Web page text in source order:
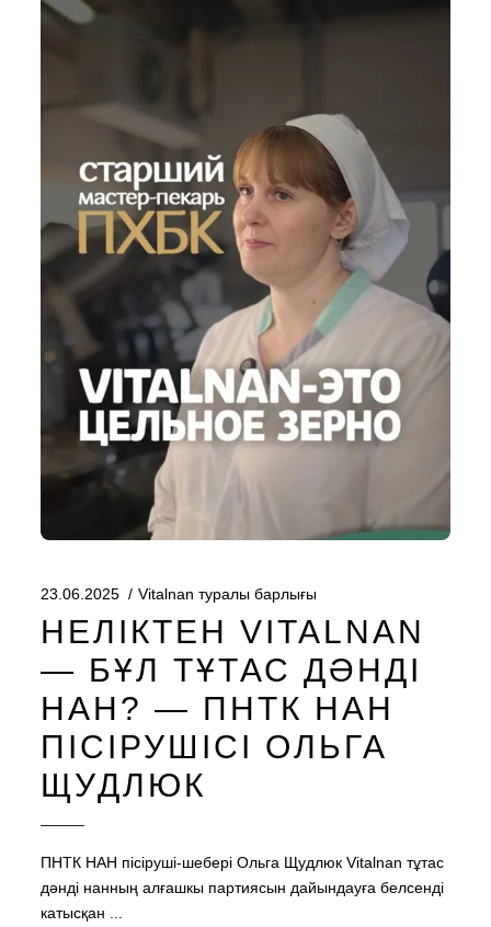
23.06.2025 Vitalnan туралы барлығы
НЕЛІКТЕН VITALNAN
— БҰЛ ТҰТАС ДӘНДІ
НАН? — ПНТК НАН
ПІСІРУШІСІ ОЛЬГА
ЩУДЛЮК
ПНТК НАН пісіруші-шебері Ольга Щудлюк Vitalnan тұтас
дәнді нанның алғашкы партиясын дайындауға белсенді
катысқан